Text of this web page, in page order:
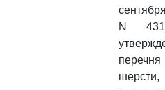
N
шерсти,